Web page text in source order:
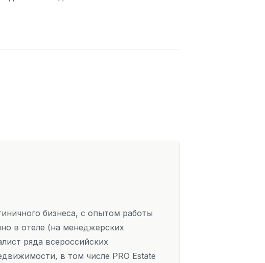
бизнеса, с опытом работы
в отеле (на менеджерских
ряда всероссийских
в том числе PRO Estate